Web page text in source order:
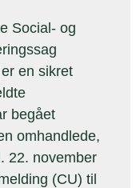
Social- og
en sikret
begået
omhandlede,
22. november
(CU) til